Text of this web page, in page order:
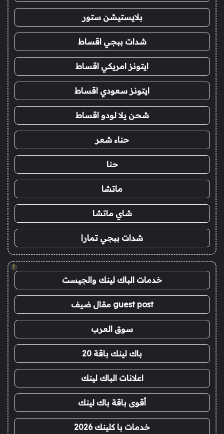
بلايستيشن ستور
شدات ببجي اقساط
ايتونز امريكي اقساط
ايتونز سعودي اقساط
شحن يلا لودو اقساط
حناء شعر
حنا
ماتشا
شاي ماتشا
شدات ببجي تمارا
!
خدمات الباك لينك والجيست
guest post مقال ضيف
سوق العرب
باك لينك باقة 20
اعلانات الباك لينك
أقوى باقة باك لينك
خدمات با كلينك 2026